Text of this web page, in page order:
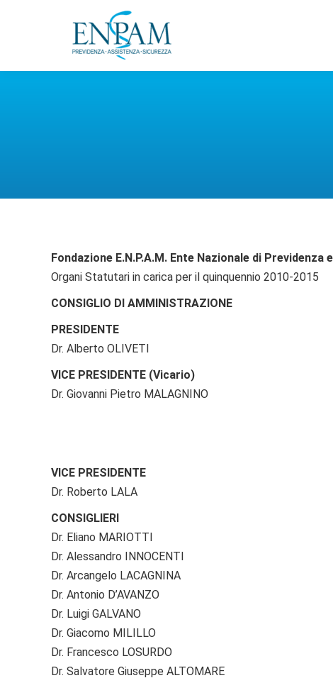
Fondazione E.N.P.A.M. Ente Nazionale di Previdenza
Organi Statutari in carica per il quinquennio 2010-2015
CONSIGLIO DI AMMINISTRAZIONE
PRESIDENTE
Dr. Alberto OLIVETI
VICE PRESIDENTE (Vicario)
Dr. Giovanni Pietro MALAGNINO
VICE PRESIDENTE
Dr. Roberto LALA
CONSIGLIERI
Dr. Eliano MARIOTTI
Dr. Alessandro INNOCENTI
Dr. Arcangelo LACAGNINA
Dr. Antonio D’AVANZO
Dr. Luigi GALVANO
Dr. Giacomo MILILLO
Dr. Francesco LOSURDO
Dr. Salvatore Giuseppe ALTOMARE